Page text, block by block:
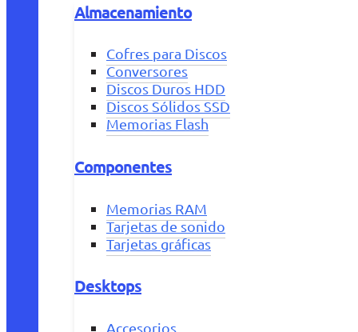
Almacenamiento
Cofres para Discos
Conversores
Discos Duros HDD
Discos Sólidos SSD
Memorias Flash
Componentes
Memorias RAM
Tarjetas de sonido
Tarjetas gráficas
Desktops
Accesorios